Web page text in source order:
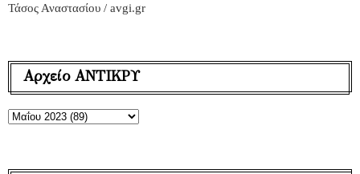
Τάσος Αναστασίου / avgi.gr
Αρχείο ΑΝΤΙΚΡΥ